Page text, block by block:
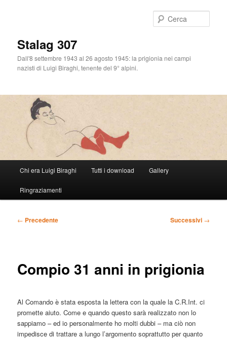
Stalag 307
Dall'8 settembre 1943 al 26 agosto 1945: la prigionia nei campi
nazisti di Luigi Biraghi, tenente del 9° alpini.
principale
Vai
al
Chi era Luigi Biraghi Tutti i download Gallery
Ringraziamenti
Navigazione
← Precedente Successivi →
Compio 31 anni in prigionia
Al Comando è stata esposta la lettera con la quale la C.R.Int. ci
promette aiuto. Come e quando questo sarà realizzato non lo
sappiamo – ed io personalmente ho molti dubbi – ma ciò non
impedisce di trattare a lungo l’argomento soprattutto per quanto